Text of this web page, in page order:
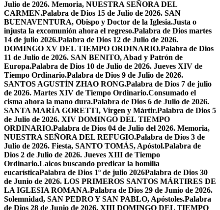
Julio de 2026. Memoria, NUESTRA SEÑORA DEL
CARMEN.Palabra de Dios 15 de Julio de 2026. SAN
BUENAVENTURA, Obispo y Doctor de la Iglesia.Justa o
injusta la excomunión ahora el regreso.Palabra de Dios martes
14 de julio 2026.Palabra de Dios 12 de Julio de 2026.
DOMINGO XV DEL TIEMPO ORDINARIO.Palabra de Dios
11 de Julio de 2026. SAN BENITO, Abad y Patrón de
Europa.Palabra de Dios 10 de Julio de 2026. Jueves XIV de
Tiempo Ordinario.Palabra de Dios 9 de Julio de 2026.
SANTOS AGUSTÍN ZHAO RONG.Palabra de Dios 7 de julio
de 2026. Martes XIV de Tiempo Ordinario.Consumado el
cisma ahora la mano dura.Palabra de Dios 6 de Julio de 2026.
SANTA MARÍA GORETTI, Virgen y Mártir.Palabra de Dios 5
de Julio de 2026. XIV DOMINGO DEL TIEMPO
ORDINARIO.Palabra de Dios 04 de Julio del 2026. Memoria,
NUESTRA SEÑORA DEL REFUGIO.Palabra de Dios 3 de
Julio de 2026. Fiesta, SANTO TOMÁS, Apóstol.Palabra de
Dios 2 de Julio de 2026. Jueves XIII de Tiempo
Ordinario.Laicos buscando predicar la homilía
eucarísticaPalabra de Dios 1º de julio 2026Palabra de Dios 30
de Junio de 2026. LOS PRIMEROS SANTOS MÁRTIRES DE
LA IGLESIA ROMANA.Palabra de Dios 29 de Junio de 2026.
Solemnidad, SAN PEDRO Y SAN PABLO, Apóstoles.Palabra
de Dios 28 de Junio de 2026. XIII DOMINGO DEL TIEMPO